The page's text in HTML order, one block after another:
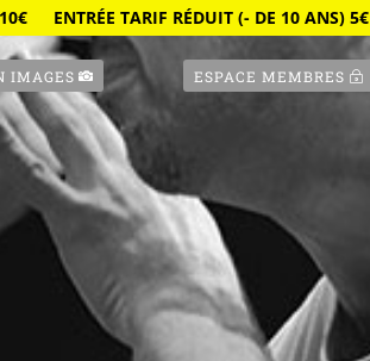
ENTRÉE TARIF RÉDUIT (- DE 10 ANS) 5€
IMAGES ESPACE MEMBRES